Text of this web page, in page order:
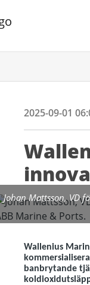
2025-09-01
Johan Mattsson, VD
Wallenius
kommersialisera
banbrytande